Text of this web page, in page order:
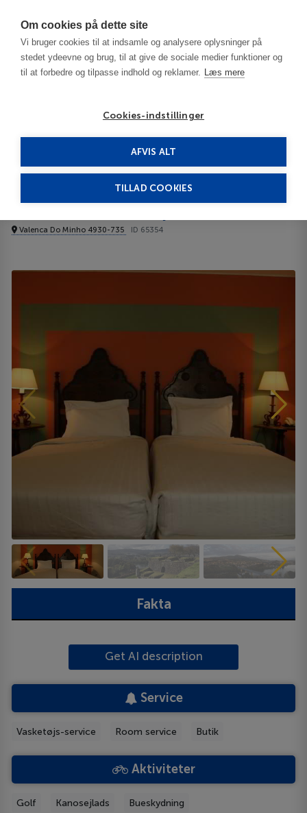
Om cookies på dette site
Vi bruger cookies til at indsamle og analysere oplysninger på
stedet ydeevne og brug, til at give de sociale medier funktioner og
til at forbedre og tilpasse indhold og reklamer. Læs mere
Cookies-indstillinger
AFVIS ALT
TILLAD COOKIES
Porto and North of Portugal
Pousada de Valença Lejligheder
Valenca Do Minho 4930-735 ID 65354
Fakta
Get AI description
Service
Vasketøjs-service Room service Butik
Aktiviteter
Golf Kanosejlads Bueskydning